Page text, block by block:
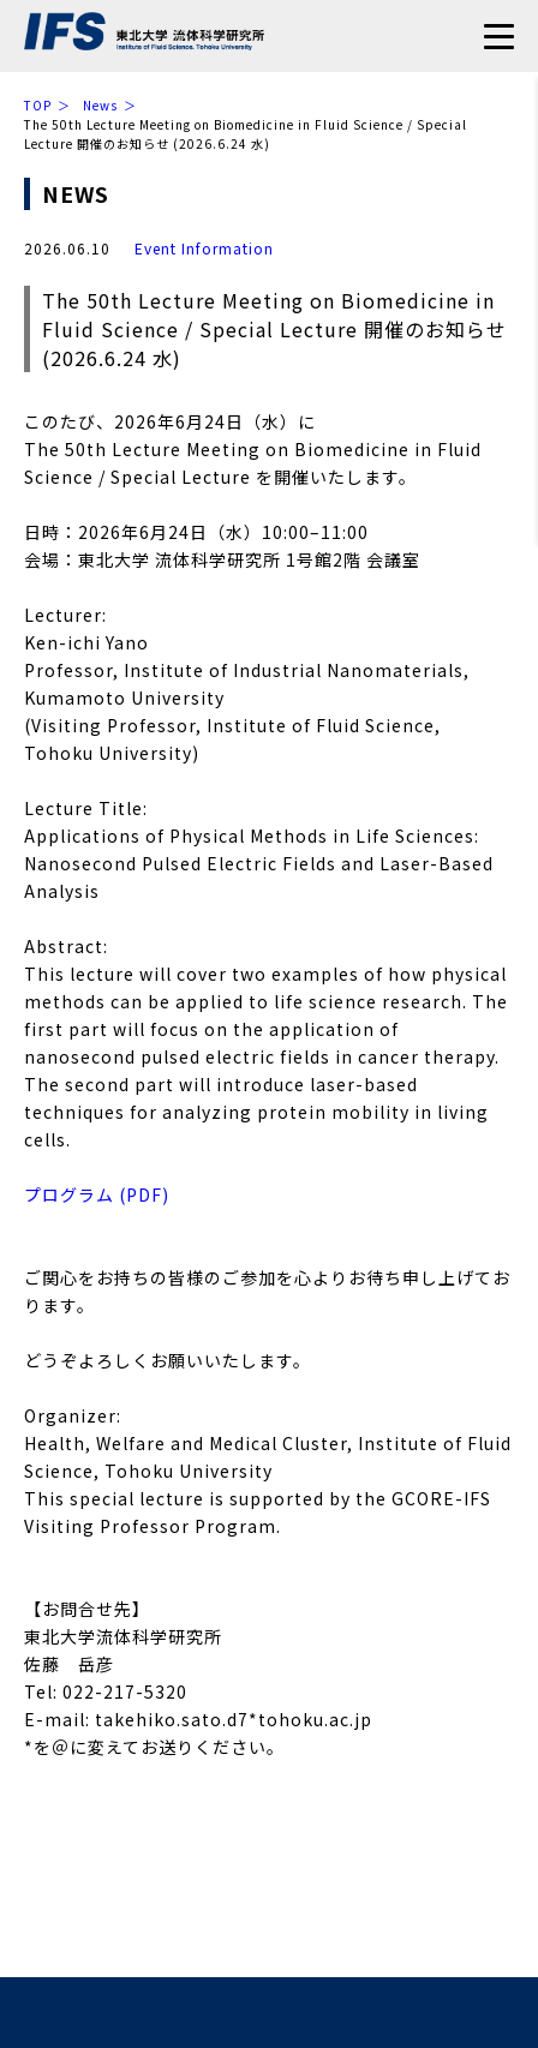
TOP
News
The 50th Lecture Meeting on Biomedicine in Fluid Science / Special
Lecture 開催のお知らせ (2026.6.24 水)
NEWS
2026.06.10 Event Information
The 50th Lecture Meeting on Biomedicine in
Fluid Science / Special Lecture 開催のお知らせ
(2026.6.24 水)
このたび、2026年6月24日（水）に
The 50th Lecture Meeting on Biomedicine in Fluid
Science / Special Lecture を開催いたします。
日時：2026年6月24日（水）10:00–11:00
会場：東北大学 流体科学研究所 1号館2階 会議室
Lecturer:
Ken-ichi Yano
Professor, Institute of Industrial Nanomaterials,
Kumamoto University
(Visiting Professor, Institute of Fluid Science,
Tohoku University)
Lecture Title:
Applications of Physical Methods in Life Sciences:
Nanosecond Pulsed Electric Fields and Laser-Based
Analysis
Abstract:
This lecture will cover two examples of how physical
methods can be applied to life science research. The
first part will focus on the application of
nanosecond pulsed electric fields in cancer therapy.
The second part will introduce laser-based
techniques for analyzing protein mobility in living
cells.
プログラム (PDF)
ご関心をお持ちの皆様のご参加を心よりお待ち申し上げてお
ります。
どうぞよろしくお願いいたします。
Organizer:
Health, Welfare and Medical Cluster, Institute of Fluid
Science, Tohoku University
This special lecture is supported by the GCORE-IFS
Visiting Professor Program.
【お問合せ先】
東北大学流体科学研究所
佐藤 岳彦
Tel: 022-217-5320
E-mail: takehiko.sato.d7*tohoku.ac.jp
*を＠に変えてお送りください。